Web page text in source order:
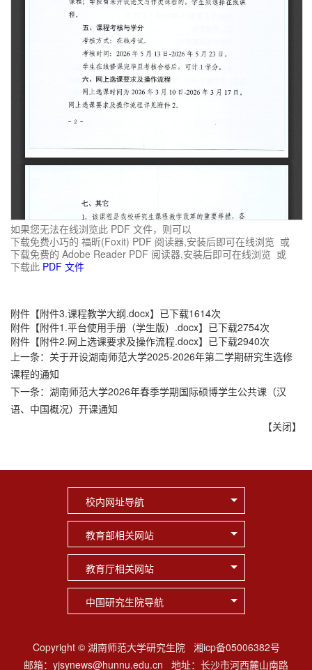
如果您无法在线浏览此 PDF 文件，则可以
下载免费小巧的 福昕(Foxit) PDF 阅读器,安装后即可在线浏览 或
下载免费的 Adobe Reader PDF 阅读器,安装后即可在线浏览 或
下载此 PDF 文件
附件【附件3.课程教学大纲.docx】已下载1614次
附件【附件1.平台使用手册（学生版）.docx】已下载2754次
附件【附件2.网上选课要求及操作流程.docx】已下载2940次
上一条： 关于开设湖南师范大学2025-2026年第二学期研究生选修
课程的通知
下一条： 湖南师范大学2026年春季学期国际硕博学生公共课（汉
语、中国概况）开课通知
【关闭】
校内网址导航
教育部相关网站
教育厅相关网站
中国研究生院导航
Copyright © 湖南师范大学研究生院 湘icp备05006382号
邮箱：yjsynews@hunnu.edu.cn 地址：长沙市河西麓山南路